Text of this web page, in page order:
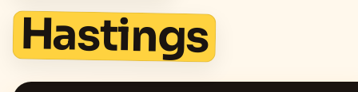
Hastings